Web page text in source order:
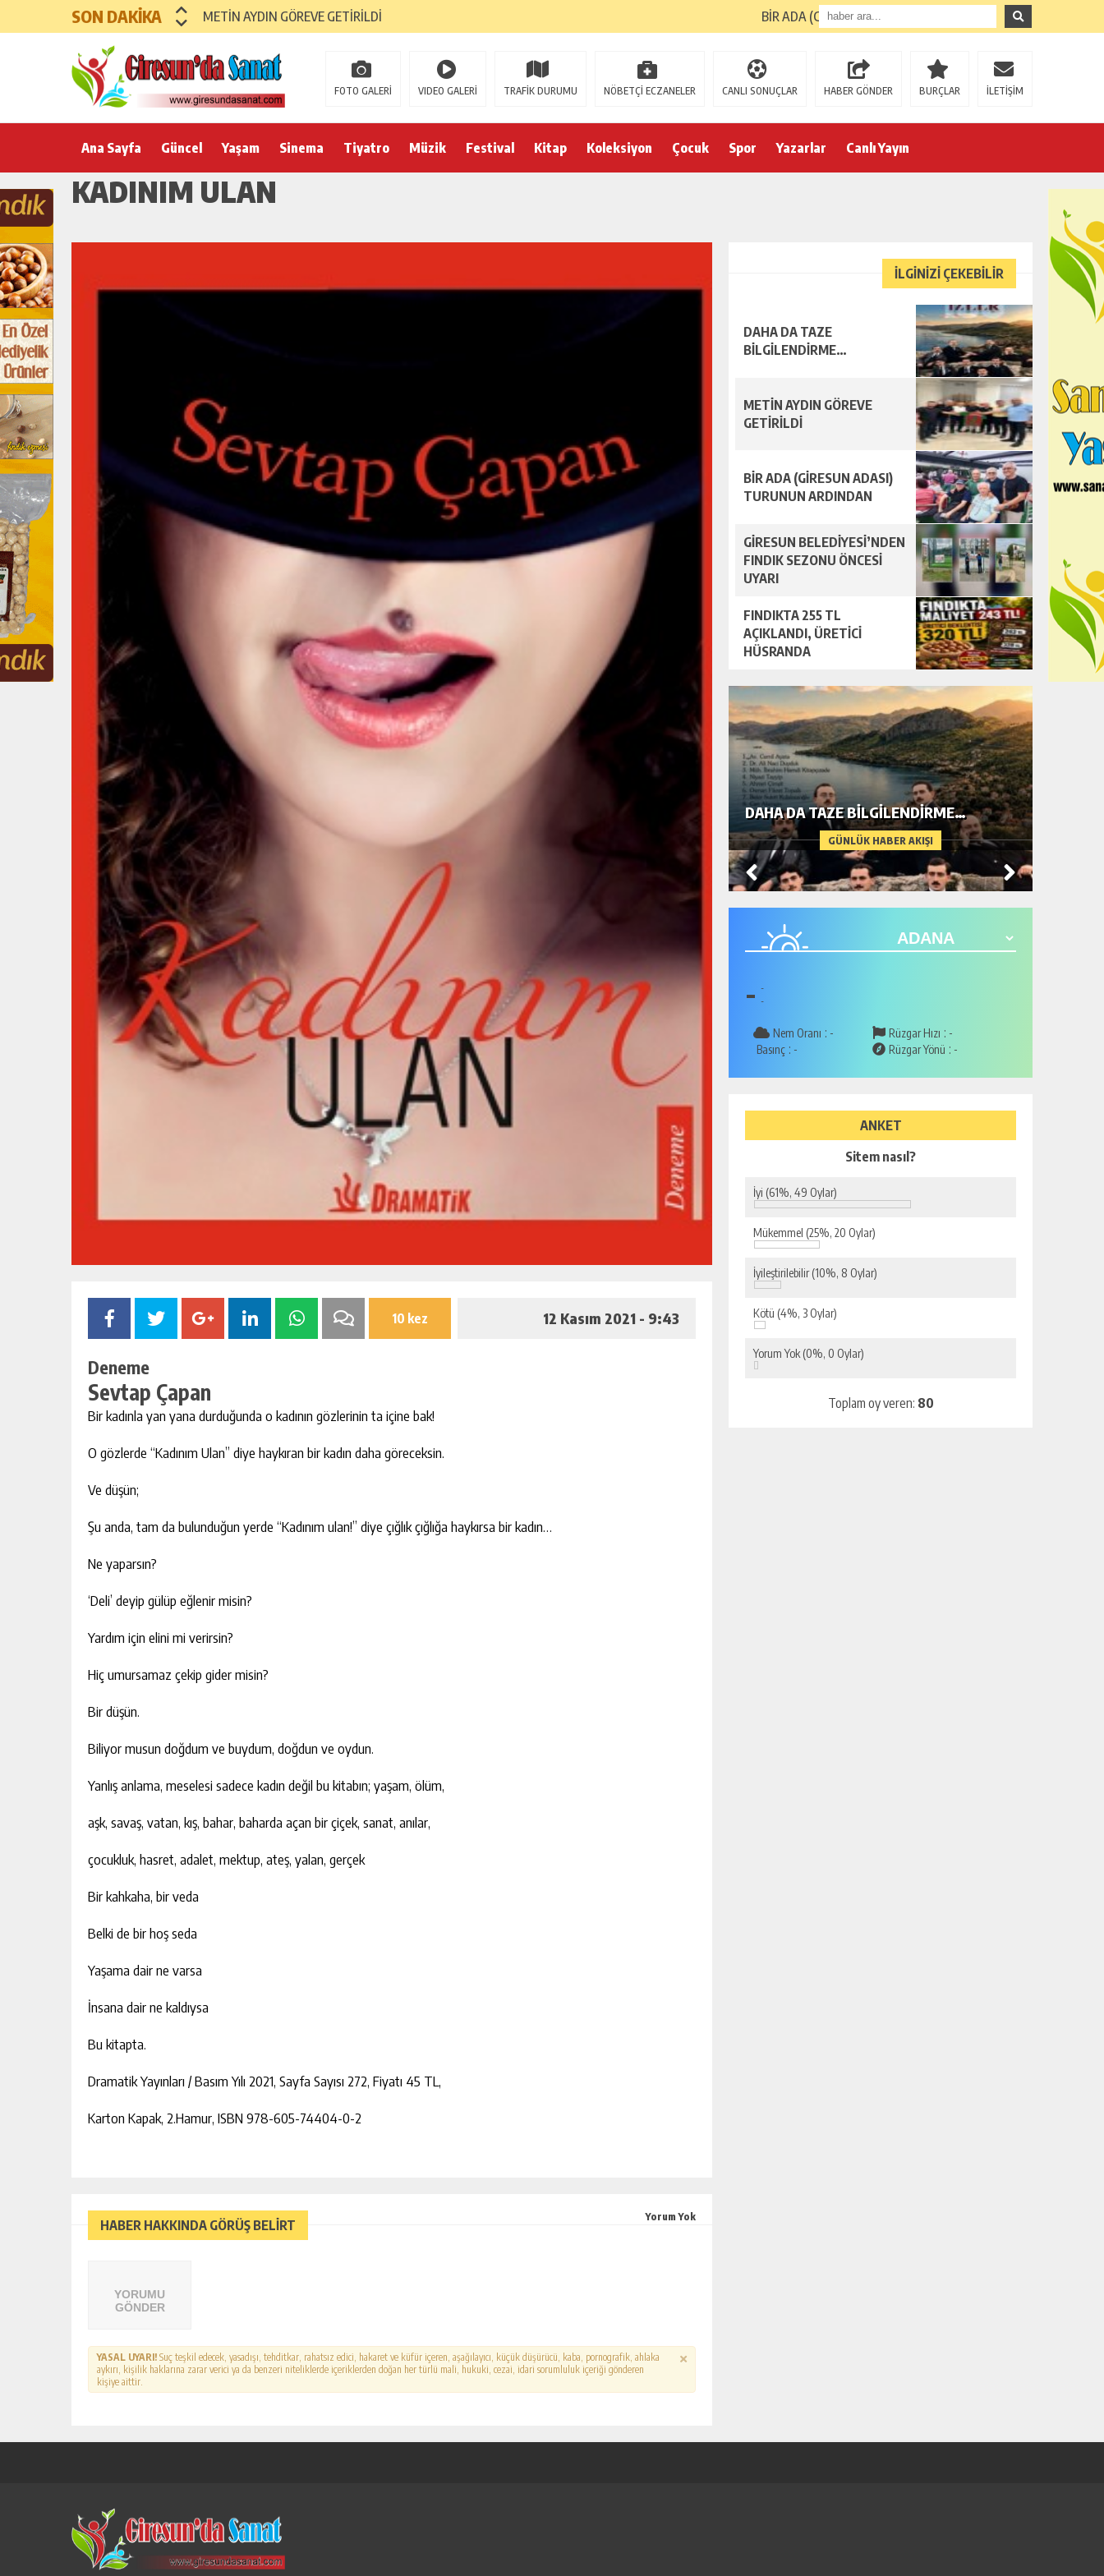
SON DAKİKA METİN AYDIN GÖREVE GETİRİLDİ BİR ADA (GİRESUN ADASI) TURUNUN ARDINDAN
FOTO GALERİ VIDEO GALERİ TRAFİK DURUMU NÖBETÇİ ECZANELER CANLI SONUÇLAR HABER GÖNDER BURÇLAR İLETİŞİM
Ana Sayfa Güncel Yaşam Sinema Tiyatro Müzik Festival Kitap Koleksiyon Çocuk Spor Yazarlar Canlı Yayın
KADINIM ULAN
10 kez 12 Kasım 2021 - 9:43
Deneme
Sevtap Çapan
Bir kadınla yan yana durduğunda o kadının gözlerinin ta içine bak!
O gözlerde “Kadınım Ulan” diye haykıran bir kadın daha göreceksin.
Ve düşün;
Şu anda, tam da bulunduğun yerde “Kadınım ulan!” diye çığlık çığlığa haykırsa bir kadın…
Ne yaparsın?
‘Deli’ deyip gülüp eğlenir misin?
Yardım için elini mi verirsin?
Hiç umursamaz çekip gider misin?
Bir düşün.
Biliyor musun doğdum ve buydum, doğdun ve oydun.
Yanlış anlama, meselesi sadece kadın değil bu kitabın; yaşam, ölüm,
aşk, savaş, vatan, kış, bahar, baharda açan bir çiçek, sanat, anılar,
çocukluk, hasret, adalet, mektup, ateş, yalan, gerçek
Bir kahkaha, bir veda
Belki de bir hoş seda
Yaşama dair ne varsa
İnsana dair ne kaldıysa
Bu kitapta.
Dramatik Yayınları / Basım Yılı 2021, Sayfa Sayısı 272, Fiyatı 45 TL,
Karton Kapak, 2.Hamur, ISBN 978-605-74404-0-2
HABER HAKKINDA GÖRÜŞ BELİRT
Yorum Yok
YORUMU
GÖNDER
YASAL UYARI! Suç teşkil edecek, yasadışı, tehditkar, rahatsız edici, hakaret ve küfür içeren, aşağılayıcı, küçük düşürücü, kaba, pornografik, ahlaka
aykırı, kişilik haklarına zarar verici ya da benzeri niteliklerde içeriklerden doğan her türlü mali, hukuki, cezai, idari sorumluluk içeriği gönderen
kişiye aittir.
İLGİNİZİ ÇEKEBİLİR
DAHA DA TAZE
BİLGİLENDİRME…
METİN AYDIN GÖREVE
GETİRİLDİ
BİR ADA (GİRESUN ADASI)
TURUNUN ARDINDAN
GİRESUN BELEDİYESİ’NDEN
FINDIK SEZONU ÖNCESİ
UYARI
FINDIKTA 255 TL
AÇIKLANDI, ÜRETİCİ
HÜSRANDA
GÜNLÜK HABER AKIŞI
DAHA DA TAZE BİLGİLENDİRME…
- -
-
Nem Oranı : -
Basınç : -
Rüzgar Hızı : -
Rüzgar Yönü : -
ANKET
Sitem nasıl?
İyi (61%, 49 Oylar)
Mükemmel (25%, 20 Oylar)
İyileştirilebilir(10%, 8 Oylar)
Kötü (4%, 3 Oylar)
Yorum Yok (0%, 0 Oylar)
Toplam oy veren: 80